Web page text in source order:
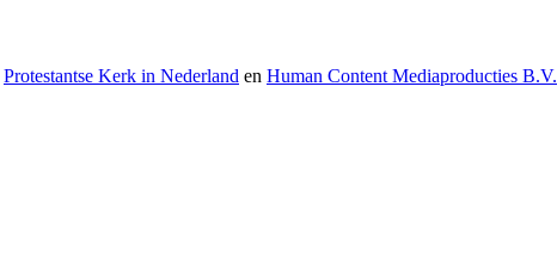
Protestantse Kerk in Nederland en Human Content Mediaproducties B.V.